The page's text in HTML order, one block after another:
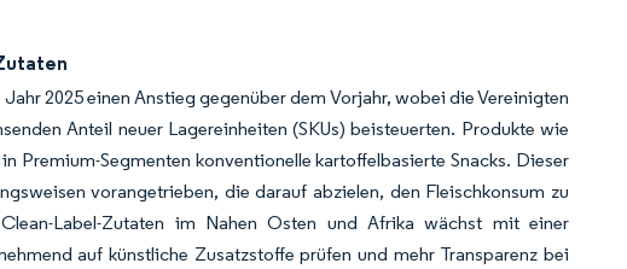
2025 einen Anstieg gegenüber dem Vorjahr, wobei die Vereinigten
Anteil neuer Lagereinheiten (SKUs) beisteuerten. Produkte wie
Premium-Segmenten konventionelle kartoffelbasierte Snacks. Dieser
vorangetrieben, die darauf abzielen, den Fleischkonsum zu
Label-Zutaten im Nahen Osten und Afrika wächst mit einer
auf künstliche Zusatzstoffe prüfen und mehr Transparenz bei